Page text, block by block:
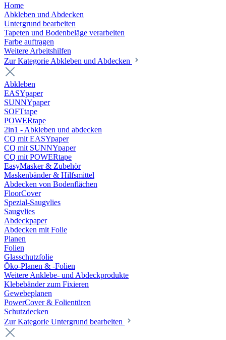
Home
Abkleben und Abdecken
Untergrund bearbeiten
Tapeten und Bodenbeläge verarbeiten
Farbe auftragen
Weitere Arbeitshilfen
Zur Kategorie Abkleben und Abdecken
Abkleben
EASYpaper
SUNNYpaper
SOFTtape
POWERtape
2in1 - Abkleben und abdecken
CQ mit EASYpaper
CQ mit SUNNYpaper
CQ mit POWERtape
EasyMasker & Zubehör
Maskenbänder & Hilfsmittel
Abdecken von Bodenflächen
FloorCover
Spezial-Saugvlies
Saugvlies
Abdeckpaper
Abdecken mit Folie
Planen
Folien
Glasschutzfolie
Öko-Planen & -Folien
Weitere Anklebe- und Abdeckprodukte
Klebebänder zum Fixieren
Gewebeplanen
PowerCover & Folientüren
Schutzdecken
Zur Kategorie Untergrund bearbeiten